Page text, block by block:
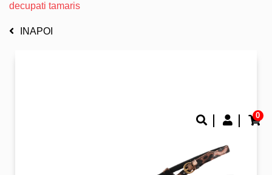
0
decupati tamaris
INAPOI